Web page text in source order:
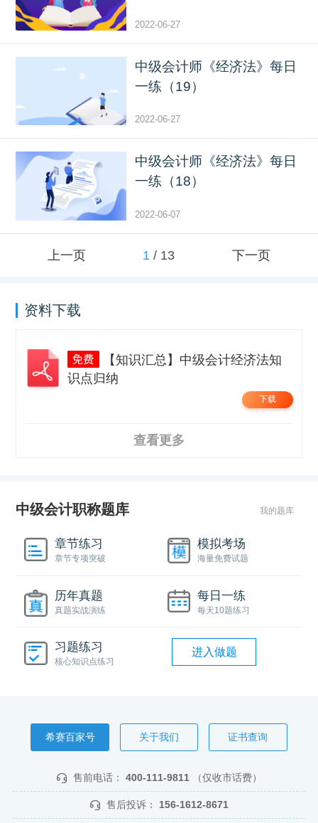
2022-06-27
中级会计师《经济法》每日
一练（19）
2022-06-27
中级会计师《经济法》每日
一练（18）
2022-06-07
上一页 1 / 13 下一页
资料下载
【知识汇总】中级会计经济法知
识点归纳
下载
查看更多
中级会计职称题库 我的题库
章节练习
章节专项突破
模拟考场
海量免费试题
历年真题
真题实战演练
每日一练
每天10题练习
习题练习
核心知识点练习
进入做题
希赛百家号 关于我们 证书查询
售前电话： 400-111-9811 （仅收市话费）
售后投诉： 156-1612-8671